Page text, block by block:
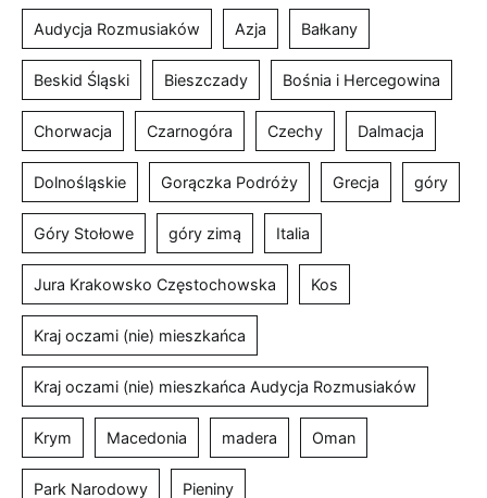
Audycja Rozmusiaków Azja Bałkany
Beskid Śląski Bieszczady Bośnia i Hercegowina
Chorwacja Czarnogóra Czechy Dalmacja
Dolnośląskie Gorączka Podróży Grecja góry
Góry Stołowe góry zimą Italia
Jura Krakowsko Częstochowska Kos
Kraj oczami (nie) mieszkańca
Kraj oczami (nie) mieszkańca Audycja Rozmusiaków
Krym Macedonia madera Oman
Park Narodowy Pieniny